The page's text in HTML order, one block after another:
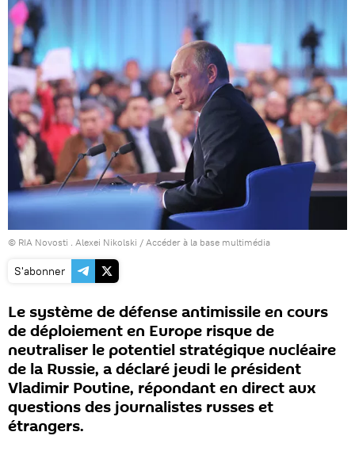
© RIA Novosti . Alexei Nikolski / Accéder à la base multimédia
S'abonner
Le système de défense antimissile en cours
de déploiement en Europe risque de
neutraliser le potentiel stratégique nucléaire
de la Russie, a déclaré jeudi le président
Vladimir Poutine, répondant en direct aux
questions des journalistes russes et
étrangers.